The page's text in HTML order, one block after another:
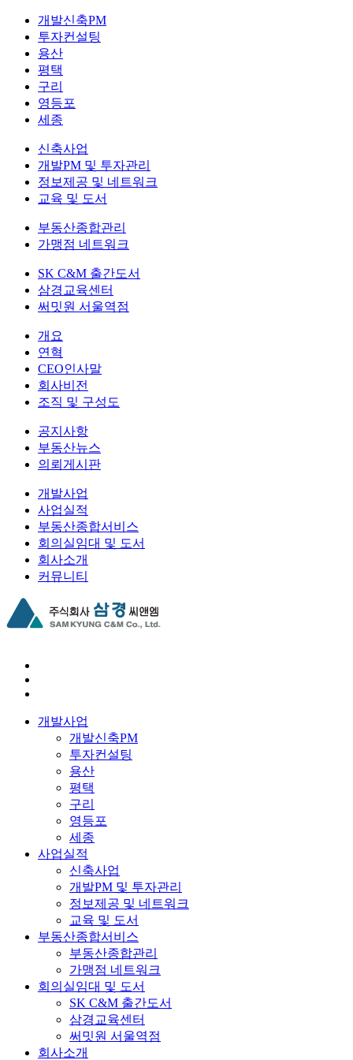
개발신축PM
투자컨설팅
용산
평택
구리
영등포
세종
신축사업
개발PM 및 투자관리
정보제공 및 네트워크
교육 및 도서
부동산종합관리
가맹점 네트워크
SK C&M 출간도서
삼경교육센터
써밋원 서울역점
개요
연혁
CEO인사말
회사비전
조직 및 구성도
공지사항
부동산뉴스
의뢰게시판
개발사업
사업실적
부동산종합서비스
회의실임대 및 도서
회사소개
커뮤니티
개발사업
개발신축PM
투자컨설팅
용산
평택
구리
영등포
세종
사업실적
신축사업
개발PM 및 투자관리
정보제공 및 네트워크
교육 및 도서
부동산종합서비스
부동산종합관리
가맹점 네트워크
회의실임대 및 도서
SK C&M 출간도서
삼경교육센터
써밋원 서울역점
회사소개